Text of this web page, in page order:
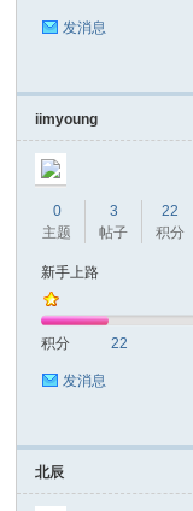
发消息
iimyoung
0
主题
3
帖子
22
积分
新手上路
积分 22
发消息
北辰